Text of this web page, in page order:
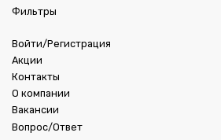
Фильтры
Войти/Регистрация
Акции
Контакты
О компании
Вакансии
Вопрос/Ответ